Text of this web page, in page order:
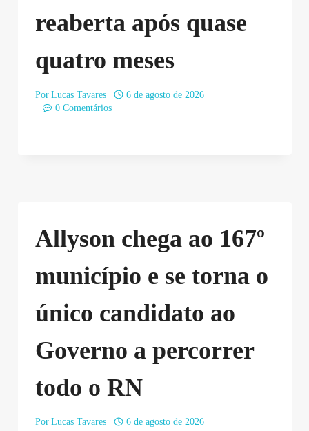
reaberta após quase
quatro meses
Por Lucas Tavares
6 de agosto de 2026
0 Comentários
Allyson chega ao 167º
município e se torna o
único candidato ao
Governo a percorrer
todo o RN
Por Lucas Tavares
6 de agosto de 2026